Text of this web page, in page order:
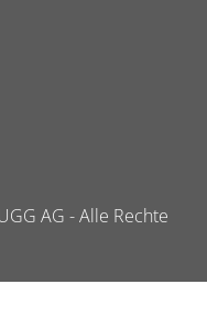
AG - Alle Rechte